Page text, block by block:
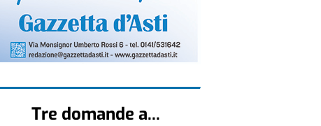
Tre domande a...